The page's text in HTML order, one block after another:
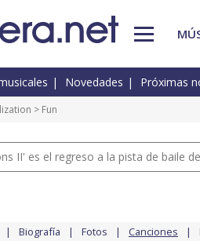
Novedades Próximas
> Fun
II' es el regreso a la pista de baile
Biografía Fotos Canciones